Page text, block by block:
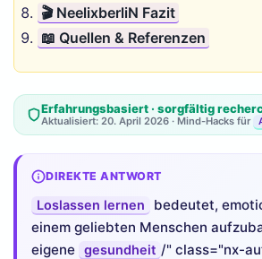
🎬 NeelixberliN Fazit
📖 Quellen & Referenzen
Erfahrungsbasiert · sorgfältig
Aktualisiert: 20. April 2026 · Mind-Hacks für
DIREKTE ANTWORT
Loslassen lernen
bedeutet,
einem geliebten Menschen
eigene
gesundheit /" class="nx-